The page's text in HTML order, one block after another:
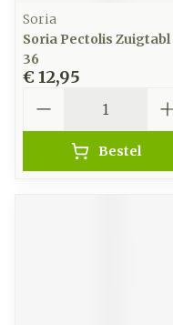
Soria
Soria Pectolis Zuigtabl
36
€ 12,95
Bestel